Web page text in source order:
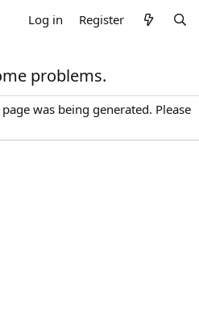
Log in Register
problems.
was being generated. Please